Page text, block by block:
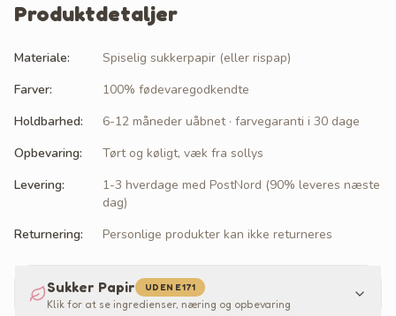
Produktdetaljer
Materiale:
Spiselig sukkerpapir (eller rispap)
Farver:
100% fødevaregodkendte
Holdbarhed:
6-12 måneder uåbnet · farvegaranti i 30 dage
Opbevaring:
Tørt og køligt, væk fra sollys
Levering:
1-3 hverdage med PostNord (90% leveres næste
dag)
Returnering: Personlige produkter kan ikke returneres
Sukker Papir UDEN E171
Klik for at se ingredienser, næring og opbevaring